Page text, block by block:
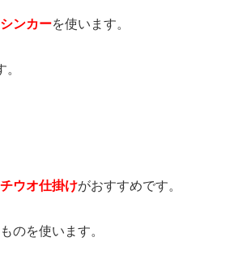
ンカーを使います。
。
ウオ仕掛けがおすすめです。
のを使います。